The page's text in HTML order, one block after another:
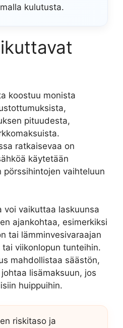
kulutusta.
koostuu monista
pituudesta,
ratkaisevaa on
käytetään
pörssihintojen vaihteluun
voi vaikuttaa laskuunsa
ajankohtaa, esimerkiksi
tai lämminvesivaraajan
viikonlopun tunteihin.
mahdollistaa säästön,
lisämaksuun, jos
huippuihin.
riskitaso ja